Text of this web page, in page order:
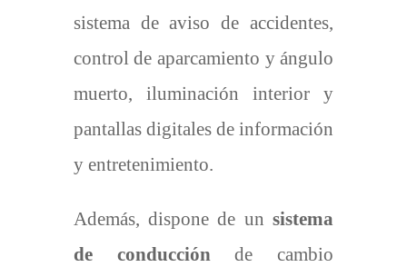
sistema de aviso de accidentes,
control de aparcamiento y ángulo
muerto, iluminación interior y
pantallas digitales de información
y entretenimiento.
Además, dispone de unsistema
de conducciónde cambio